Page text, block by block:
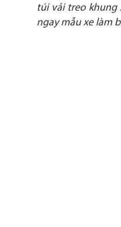
túi vải treo khung
ngay mẫu xe làm